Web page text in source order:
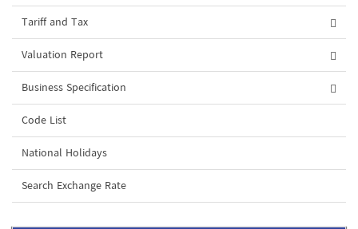
Tariff and Tax
Valuation Report
Business Specification
Code List
National Holidays
Search Exchange Rate